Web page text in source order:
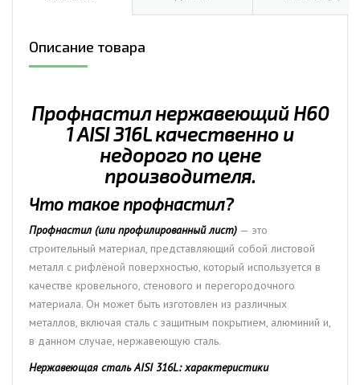
316LОписание товара
Профнастил нержавеющий Н60
1 AISI 316L качественно и
недорого по цене
производителя.
Что такое профнастил?
Профнастил (или профилированный лист) — это
строительный материал, представляющий собой листовой
металл с рифлёной поверхностью, который используется в
качестве кровельного, стенового и перегородочного
материала. Он может быть изготовлен из различных
металлов, включая сталь с защитным покрытием, алюминий и,
в данном случае, нержавеющую сталь.
Нержавеющая сталь AISI 316L: характеристики